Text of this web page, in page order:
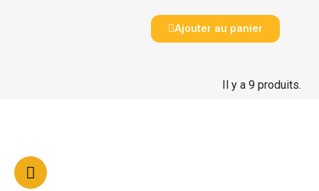
Ajouter au panier
Il y a 9 produits.